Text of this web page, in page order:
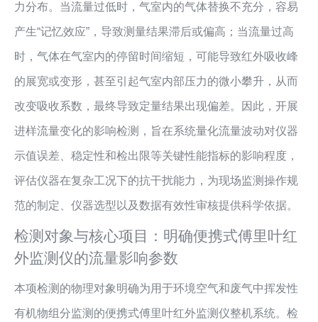
力分布。当流量过低时，气室内的气体替换不充分，容易
产生“记忆效应”，导致测量结果滞后或偏高；当流量过高
时，气体在气室内的停留时间缩短，可能导致红外吸收峰
的展宽或变形，甚至引起气室内部压力的微小攀升，从而
改变吸收系数，最终导致定量结果出现偏差。因此，开展
进样流量变化的影响检测，旨在系统量化流量波动对仪器
示值误差、稳定性和检出限等关键性能指标的影响程度，
评估仪器在复杂工况下的抗干扰能力，为现场监测操作规
范的制定、仪器选型以及数据有效性审核提供科学依据。
检测对象与核心项目：明确便携式傅里叶红
外监测仪的流量影响参数
本项检测的物理对象明确为用于环境空气和废气中挥发性
有机物组分监测的便携式傅里叶红外监测仪整机系统。检